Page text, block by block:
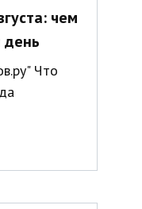
чем
день
Что